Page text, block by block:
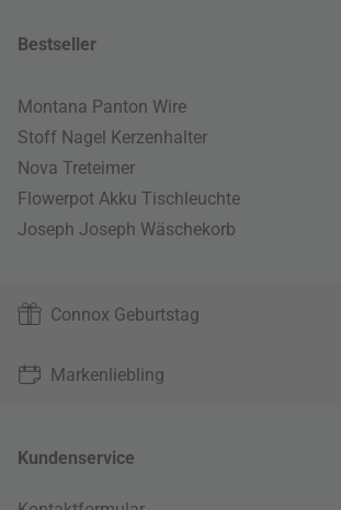
Bestseller
Montana Panton Wire
Stoff Nagel Kerzenhalter
Nova Treteimer
Flowerpot Akku Tischleuchte
Joseph Joseph Wäschekorb
Connox Geburtstag
Markenliebling
Kundenservice